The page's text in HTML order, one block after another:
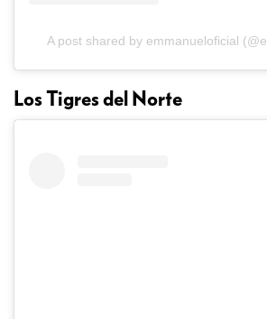
A post shared by emmanueloficial
Los Tigres del Norte